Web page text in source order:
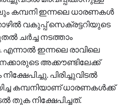
കമ്പനി ഇന്നലെ ധാരണകള്‍
വകുപ്പ് സെക്രട്ടറിയുടെ
ചർച്ച നടത്താം
ഇന്നലെ രാവിലെ
അക്കൗണ്ടിലേക്ക്
പിരിച്ചുവിടൽ
കമ്പനിയാണ് ധാരണകൾക്ക്
തുക നിക്ഷേപിച്ചത്.